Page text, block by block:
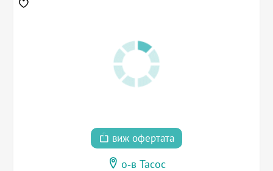
виж офертата
о-в Тасос